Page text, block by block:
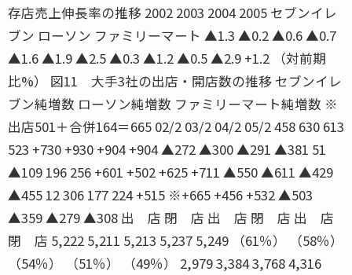
存店売上伸長率の推移 2002 2003 2004 2005 セブンイレ
ブン ローソン ファミリーマート ▲1.3 ▲0.2 ▲0.6 ▲0.7
▲1.6 ▲1.9 ▲2.5 ▲0.3 ▲1.2 ▲0.5 ▲2.9 +1.2 （対前期
比%） 図11 大手3社の出店・開店数の推移 セブンイレ
ブン純増数 ローソン純増数 ファミリーマート純増数 ※
出店501＋合併164＝665 02/2 03/2 04/2 05/2 458 630 613
523 +730 +930 +904 +904 ▲272 ▲300 ▲291 ▲381 51
▲109 196 256 +601 +502 +625 +711 ▲550 ▲611 ▲429
▲455 12 306 177 224 +515 ※+665 +456 +532 ▲503
▲359 ▲279 ▲308 出 店 閉 店 出 店 閉 店 出 店
閉 店 5,222 5,211 5,213 5,237 5,249 （61％） （58％）
（54％） （51％） （49％） 2,979 3,384 3,768 4,316